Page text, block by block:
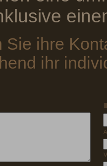
Sie ihre
ihr